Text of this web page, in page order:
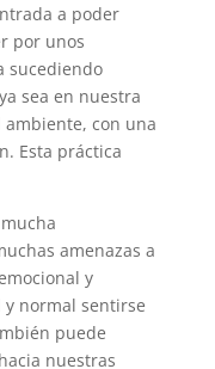
a poder
por unos
sucediendo
sea en nuestra
con una
Esta práctica
amenazas a
y
normal sentirse
puede
nuestras